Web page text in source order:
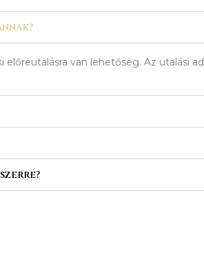
van lehetőség. Az utalási